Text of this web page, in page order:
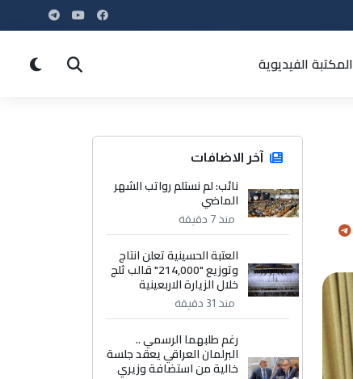
المكتبة الفيديوية
آخر الاضافات
نائب: لم نستلم رواتب الشهر
الماضي
منذ 7 دقيقة
العتبة الحسينية تعلن انتاج
وتوزيع "214,000" قالب ثلج
خلال الزيارة الاربعينية
منذ 31 دقيقة
رغم طلبهما الرسمي ..
البرلمان العراقي يعقد جلسة
خالية من استضافة وزيري